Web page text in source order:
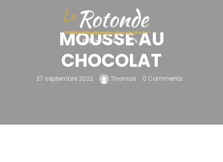
MOUSSE AU
CHOCOLAT
27 septembre 2022 Thomas 0 Comments